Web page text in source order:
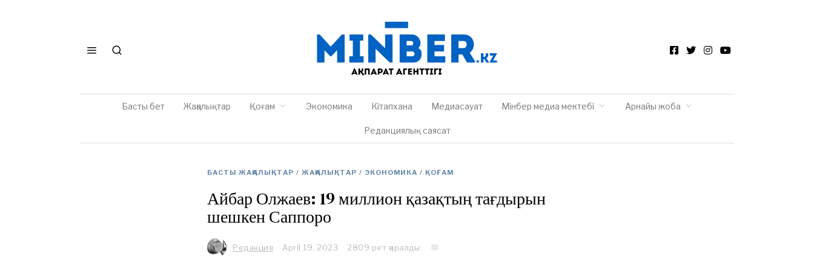
Басты бет Жаңалықтар Қоғам Экономика Кітапхана Медиасауат Мінбер медиа мектебі Арнайы жоба
Редакциялық саясат
БАСТЫ ЖАҢАЛЫҚТАР / ЖАҢАЛЫҚТАР / ЭКОНОМИКА / ҚОҒАМ
Айбар Олжаев: 19 миллион қазақтың тағдырын
шешкен Саппоро
Редакция April 19, 2023 2809 рет қаралды